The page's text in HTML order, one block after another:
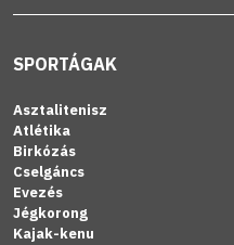
SPORTÁGAK
Asztalitenisz
Atlétika
Birkózás
Cselgáncs
Evezés
Jégkorong
Kajak-kenu